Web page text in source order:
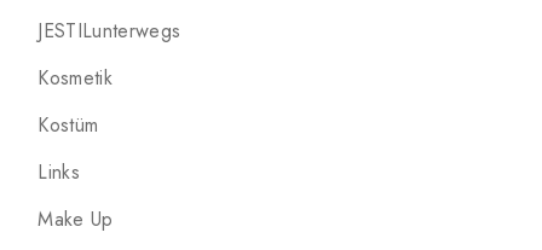
JESTILunterwegs
Kosmetik
Kostüm
Links
Make Up